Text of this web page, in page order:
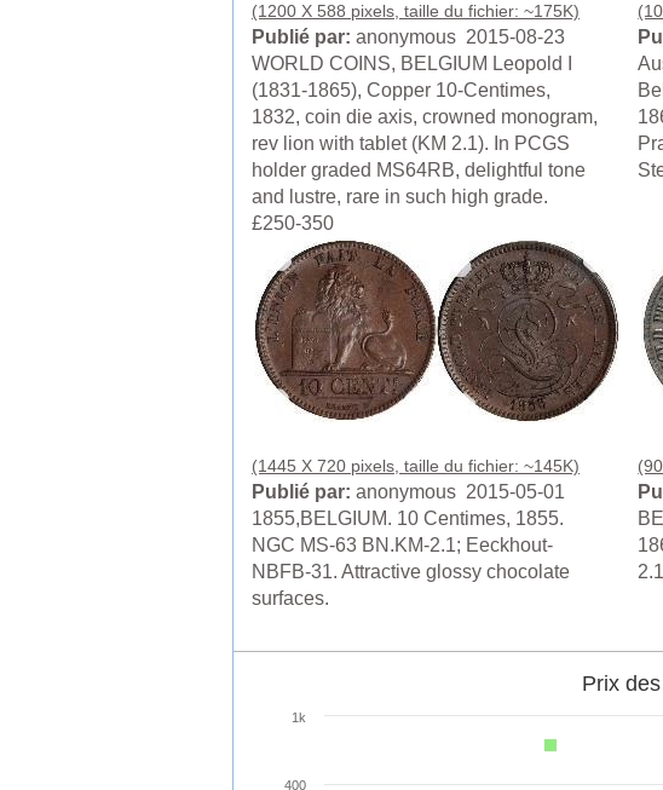
(1200 X 588 pixels, taille du fichier: ~175K)
Publié par: anonymous 2015-08-23
WORLD COINS, BELGIUM Leopold I
(1831-1865), Copper 10-Centimes,
1832, coin die axis, crowned monogram,
rev lion with tablet (KM 2.1). In PCGS
holder graded MS64RB, delightful tone
and lustre, rare in such high grade.
£250-350
(1445 X 720 pixels, taille du fichier: ~145K)
Publié par: anonymous 2015-05-01
1855,BELGIUM. 10 Centimes, 1855.
NGC MS-63 BN.KM-2.1; Eeckhout-
NBFB-31. Attractive glossy chocolate
surfaces.